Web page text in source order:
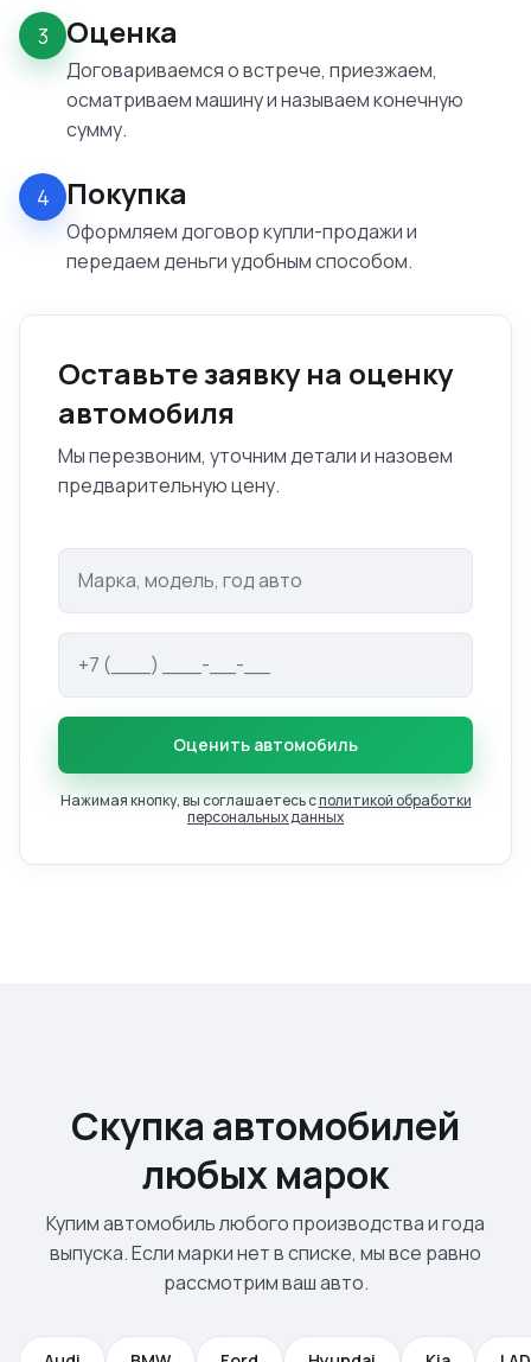
3 Оценка
Договариваемся о встрече, приезжаем,
осматриваем машину и называем конечную
сумму.
4 Покупка
Оформляем договор купли-продажи и
передаем деньги удобным способом.
Оставьте заявку на оценку
автомобиля
Мы перезвоним, уточним детали и назовем
предварительную цену.
Оценить автомобиль
Нажимая кнопку, вы соглашаетесь сполитикой обработки
персональных данных
Скупка автомобилей
любых марок
Купим автомобиль любого производства и года
выпуска. Если марки нет в списке, мы все равно
рассмотрим ваш авто.